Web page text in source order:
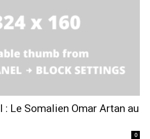
: Le Somalien Omar Artan au
0